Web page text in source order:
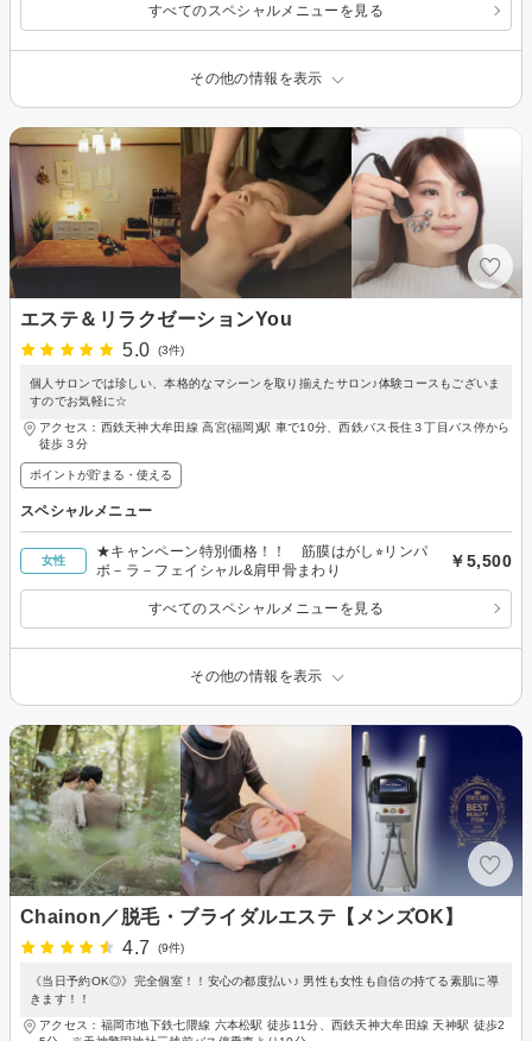
すべてのスペシャルメニューを見る
その他の情報を表示
エステ＆リラクゼーションYou
5.0
(3件)
個人サロンでは珍しい、本格的なマシーンを取り揃えたサロン♪体験コースもございま
すのでお気軽に☆
アクセス：西鉄天神大牟田線 高宮(福岡)駅 車で10分、西鉄バス長住３丁目バス停から
徒歩３分
ポイントが貯まる・使える
スペシャルメニュー
女性
★キャンペーン特別価格！！ 筋膜はがし⭐︎リンパ
ボ－ラ－フェイシャル&肩甲骨まわり
￥5,500
すべてのスペシャルメニューを見る
その他の情報を表示
Chainon／脱毛・ブライダルエステ【メンズOK】
4.7
(9件)
《当日予約OK◎》完全個室！！安心の都度払い♪ 男性も女性も自信の持てる素肌に導
きます！！
アクセス：福岡市地下鉄七隈線 六本松駅 徒歩11分、西鉄天神大牟田線 天神駅 徒歩2